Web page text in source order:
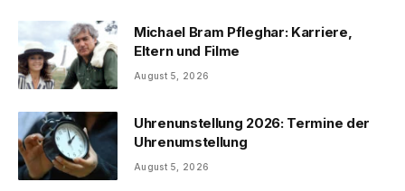
Michael Bram Pfleghar: Karriere,
Eltern und Filme
August 5, 2026
Uhrenunstellung 2026: Termine der
Uhrenumstellung
August 5, 2026